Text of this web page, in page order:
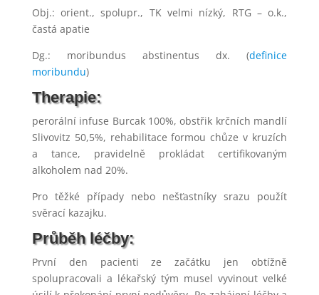
Obj.: orient., spolupr., TK velmi nízký, RTG – o.k.,
častá apatie
Dg.: moribundus abstinentus dx. (definice
moribundu)
Therapie:
perorální infuse Burcak 100%, obstřik krčních mandlí
Slivovitz 50,5%, rehabilitace formou chůze v kruzích
a tance, pravidelně prokládat certifikovaným
alkoholem nad 20%.
Pro těžké případy nebo nešťastníky srazu použít
svěrací kazajku.
Průběh léčby:
První den pacienti ze začátku jen obtížně
spolupracovali a lékařský tým musel vyvinout velké